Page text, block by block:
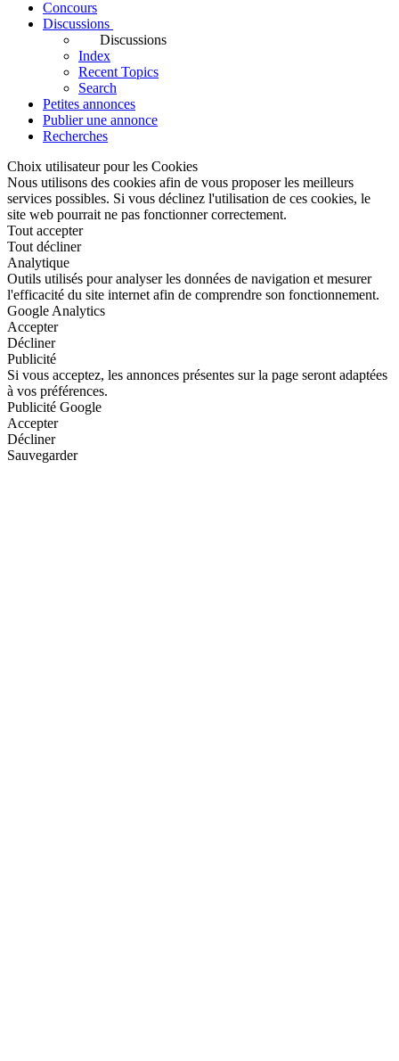
Concours
Discussions
Discussions
Index
Recent Topics
Search
Petites annonces
Publier une annonce
Recherches
Choix utilisateur pour les Cookies
Nous utilisons des cookies afin de vous proposer les meilleurs
services possibles. Si vous déclinez l'utilisation de ces cookies, le
site web pourrait ne pas fonctionner correctement.
Tout accepter
Tout décliner
Analytique
Outils utilisés pour analyser les données de navigation et mesurer
l'efficacité du site internet afin de comprendre son fonctionnement.
Google Analytics
Accepter
Décliner
Publicité
Si vous acceptez, les annonces présentes sur la page seront adaptées
à vos préférences.
Publicité Google
Accepter
Décliner
Sauvegarder